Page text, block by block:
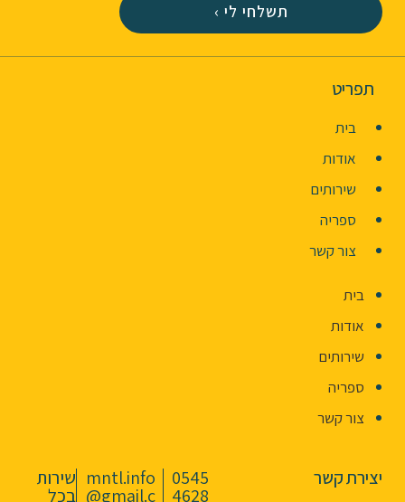
תשלחי לי ›
תפריט
בית
אודות
שירותים
ספריה
צור קשר
בית
אודות
שירותים
ספריה
צור קשר
יצירת קשר 0545
4628
mntl.info
@gmail.c
שירות
בכל